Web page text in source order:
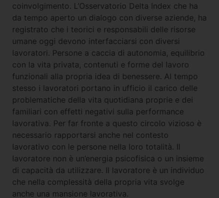
coinvolgimento. L’Osservatorio Delta Index che ha
da tempo aperto un dialogo con diverse aziende, ha
registrato che i teorici e responsabili delle risorse
umane oggi devono interfacciarsi con diversi
lavoratori. Persone a caccia di autonomia, equilibrio
con la vita privata, contenuti e forme del lavoro
funzionali alla propria idea di benessere. Al tempo
stesso i lavoratori portano in ufficio il carico delle
problematiche della vita quotidiana proprie e dei
familiari con effetti negativi sulla performance
lavorativa. Per far fronte a questo circolo vizioso è
necessario rapportarsi anche nel contesto
lavorativo con le persone nella loro totalità. Il
lavoratore non è un’energia psicofisica o un insieme
di capacità da utilizzare. Il lavoratore è un individuo
che nella complessità della propria vita svolge
anche una mansione lavorativa.